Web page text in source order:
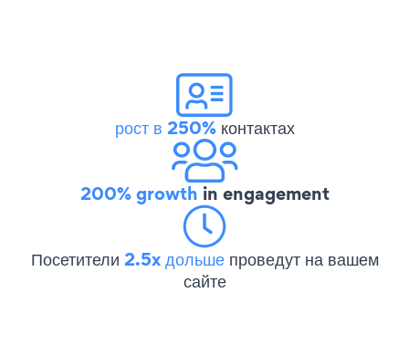
рост в 250%контактах
200% growth in engagement
Посетители 2.5x дольше проведут на вашем
сайте